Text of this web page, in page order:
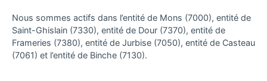
Nous sommes actifs dans l’entité de Mons (7000), entité de
Saint-Ghislain (7330), entité de Dour (7370), entité de
Frameries (7380), entité de Jurbise (7050), entité de Casteau
(7061) et l’entité de Binche (7130).